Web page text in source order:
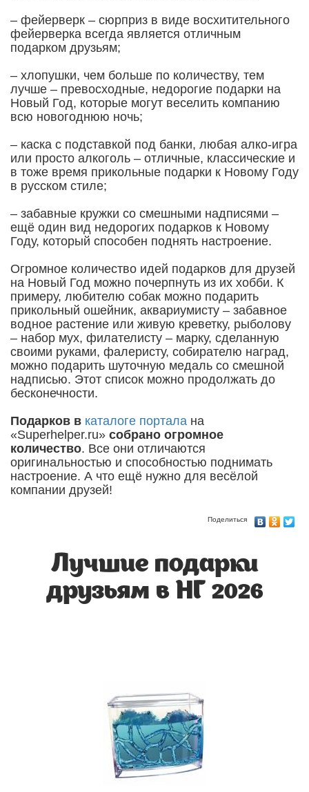
– фейерверк – сюрприз в виде восхитительного
фейерверка всегда является отличным
подарком друзьям;
– хлопушки, чем больше по количеству, тем
лучше – превосходные, недорогие подарки на
Новый Год, которые могут веселить компанию
всю новогоднюю ночь;
– каска с подставкой под банки, любая алко-игра
или просто алкоголь – отличные, классические и
в тоже время прикольные подарки к Новому Году
в русском стиле;
– забавные кружки со смешными надписями –
ещё один вид недорогих подарков к Новому
Году, который способен поднять настроение.
Огромное количество идей подарков для друзей
на Новый Год можно почерпнуть из их хобби. К
примеру, любителю собак можно подарить
прикольный ошейник, аквариумисту – забавное
водное растение или живую креветку, рыболову
– набор мух, филателисту – марку, сделанную
своими руками, фалеристу, собирателю наград,
можно подарить шуточную медаль со смешной
надписью. Этот список можно продолжать до
бесконечности.
Подарков в каталоге портала на
«Superhelper.ru» собрано огромное
количество. Все они отличаются
оригинальностью и способностью поднимать
настроение. А что ещё нужно для весёлой
компании друзей!
Поделиться
Лучшие подарки
друзьям в НГ 2026